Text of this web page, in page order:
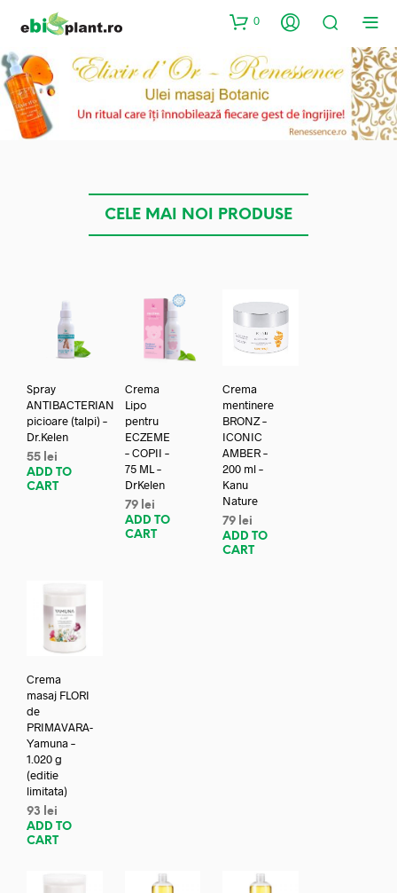
0
CELE MAI NOI PRODUSE
Spray
ANTIBACTERIAN
picioare (talpi) –
Dr.Kelen
55 lei
ADD TO
CART
Crema
Lipo
pentru
ECZEME
– COPII –
75 ML –
DrKelen
79 lei
ADD TO
CART
Crema
mentinere
BRONZ –
ICONIC
AMBER –
200 ml –
Kanu
Nature
79 lei
ADD TO
CART
Crema
masaj FLORI
de
PRIMAVARA-
Yamuna –
1.020 g
(editie
limitata)
93
lei
ADD TO
CART